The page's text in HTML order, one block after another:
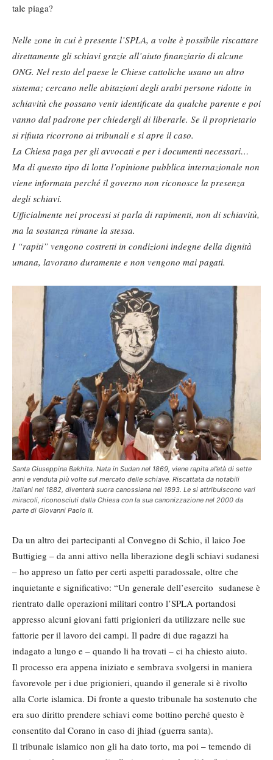
tale piaga?
Nelle zone in cui è presente l’SPLA, a volte è possibile riscattare
direttamente gli schiavi grazie all’aiuto finanziario di alcune
ONG. Nel resto del paese le Chiese cattoliche usano un altro
sistema; cercano nelle abitazioni degli arabi persone ridotte in
schiavitù che possano venir identificate da qualche parente e poi
vanno dal padrone per chiedergli di liberarle. Se il proprietario
si rifiuta ricorrono ai tribunali e si apre il caso.
La Chiesa paga per gli avvocati e per i documenti necessari…
Ma di questo tipo di lotta l’opinione pubblica internazionale non
viene informata perché il governo non riconosce la presenza
degli schiavi.
Ufficialmente nei processi si parla di rapimenti, non di schiavitù,
ma la sostanza rimane la stessa.
I “rapiti” vengono costretti in condizioni indegne della dignità
umana, lavorano duramente e non vengono mai pagati.
Santa Giuseppina Bakhita. Nata in Sudan nel 1869, viene rapita al’età di sette
anni e venduta più volte sul mercato delle schiave. Riscattata da notabili
italiani nel 1882, diventerà suora canossiana nel 1893. Le si attribuiscono vari
miracoli, riconosciuti dalla Chiesa con la sua canonizzazione nel 2000 da
parte di Giovanni Paolo II.
Da un altro dei partecipanti al Convegno di Schio, il laico Joe
Buttigieg – da anni attivo nella liberazione degli schiavi sudanesi
– ho appreso un fatto per certi aspetti paradossale, oltre che
inquietante e significativo: “Un generale dell’esercito sudanese è
rientrato dalle operazioni militari contro l’SPLA portandosi
appresso alcuni giovani fatti prigionieri da utilizzare nelle sue
fattorie per il lavoro dei campi. Il padre di due ragazzi ha
indagato a lungo e – quando li ha trovati – ci ha chiesto aiuto.
Il processo era appena iniziato e sembrava svolgersi in maniera
favorevole per i due prigionieri, quando il generale si è rivolto
alla Corte islamica. Di fronte a questo tribunale ha sostenuto che
era suo diritto prendere schiavi come bottino perché questo è
consentito dal Corano in caso di jhiad (guerra santa).
Il tribunale islamico non gli ha dato torto, ma poi – temendo di